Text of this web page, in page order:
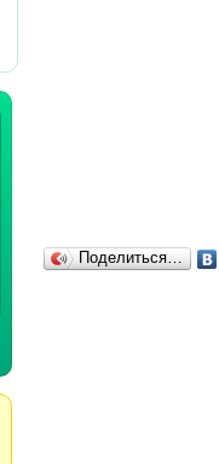
Поделиться…